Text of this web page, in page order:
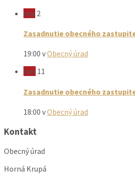
sep 2
Zasadnutie obecného
19:00 vObecný úrad
nov 11
Zasadnutie obecného
18:00 vObecný úrad
Kontakt
Obecný úrad
Horná Krupá